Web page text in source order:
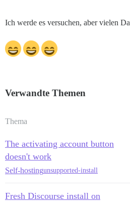
Ich werde es versuchen, aber vielen
Verwandte Themen
Thema
The activating account button
doesn't work
Self-hostingunsupported-install
Fresh Discourse install on